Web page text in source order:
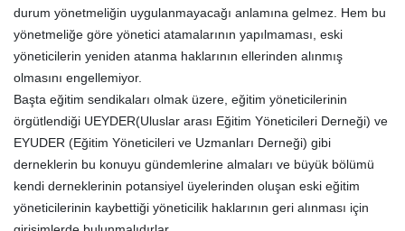
durum yönetmeliğin uygulanmayacağı anlamına gelmez. Hem bu
yönetmeliğe göre yönetici atamalarının yapılmaması, eski
yöneticilerin yeniden atanma haklarının ellerinden alınmış
olmasını engellemiyor.
Başta eğitim sendikaları olmak üzere, eğitim yöneticilerinin
örgütlendiği UEYDER(Uluslar arası Eğitim Yöneticileri Derneği) ve
EYUDER (Eğitim Yöneticileri ve Uzmanları Derneği) gibi
derneklerin bu konuyu gündemlerine almaları ve büyük bölümü
kendi derneklerinin potansiyel üyelerinden oluşan eski eğitim
yöneticilerinin kaybettiği yöneticilik haklarının geri alınması için